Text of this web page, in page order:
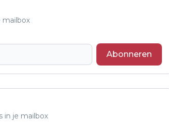
mailbox
Abonneren
in je mailbox